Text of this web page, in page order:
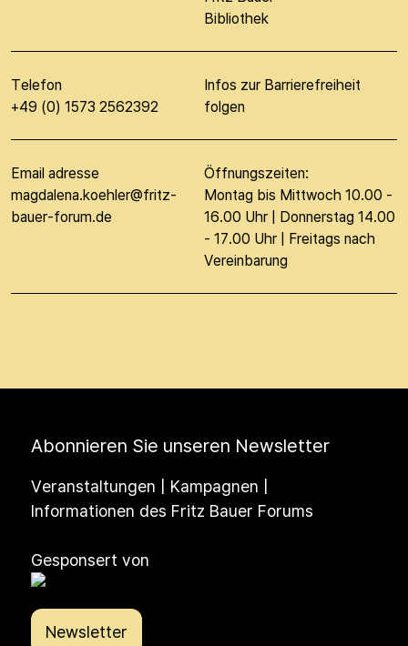
Bibliothek
Telefon
+49 (0) 1573 2562392
Infos zur Barrierefreiheit
folgen
Email adresse
magdalena.koehler@fritz-
bauer-forum.de
Öffnungszeiten:
Montag bis Mittwoch 10.00 -
16.00 Uhr | Donnerstag 14.00
- 17.00 Uhr | Freitags nach
Vereinbarung
Abonnieren Sie unseren Newsletter
Veranstaltungen | Kampagnen |
Informationen des Fritz Bauer Forums
Gesponsert von
Newsletter